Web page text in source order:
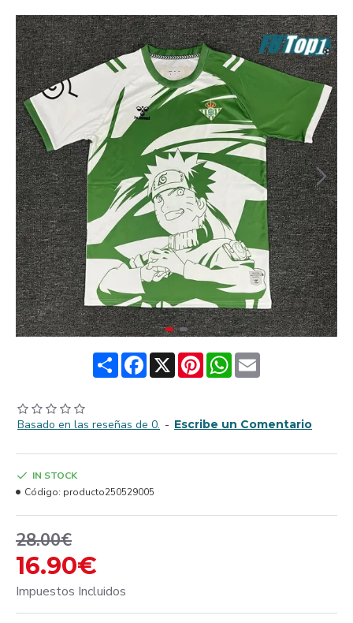
ShareFacebook
X PinterestWhatsApp
Email
Basado en las reseñas de 0. - Escribe un Comentario
16.90€
28.00€
Impuestos Incluidos
IN STOCK
Código: producto250529005